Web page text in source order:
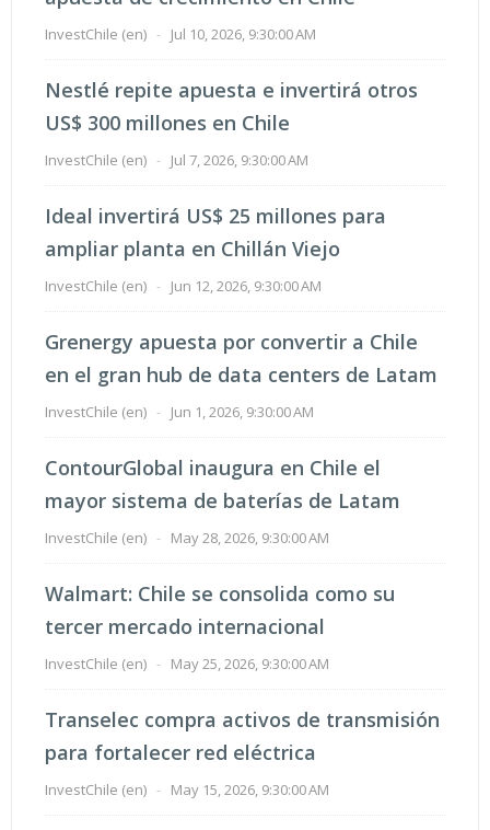
InvestChile (en) - Jul 10, 2026, 9:30:00 AM
Nestlé repite apuesta e invertirá otros
US$ 300 millones en Chile
InvestChile (en) - Jul 7, 2026, 9:30:00 AM
Ideal invertirá US$ 25 millones para
ampliar planta en Chillán Viejo
InvestChile (en) - Jun 12, 2026, 9:30:00 AM
Grenergy apuesta por convertir a Chile
en el gran hub de data centers de Latam
InvestChile (en) - Jun 1, 2026, 9:30:00 AM
ContourGlobal inaugura en Chile el
mayor sistema de baterías de Latam
InvestChile (en) - May 28, 2026, 9:30:00 AM
Walmart: Chile se consolida como su
tercer mercado internacional
InvestChile (en) - May 25, 2026, 9:30:00 AM
Transelec compra activos de transmisión
para fortalecer red eléctrica
InvestChile (en) - May 15, 2026, 9:30:00 AM